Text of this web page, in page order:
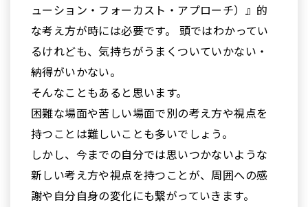
ューション・フォーカスト・アプローチ）』的
な考え方が時には必要です。 頭ではわかってい
るけれども、気持ちがうまくついていかない・
納得がいかない。
そんなこともあると思います。
困難な場面や苦しい場面で別の考え方や視点を
持つことは難しいことも多いでしょう。
しかし、今までの自分では思いつかないような
新しい考え方や視点を持つことが、周囲への感
謝や自分自身の変化にも繋がっていきます。